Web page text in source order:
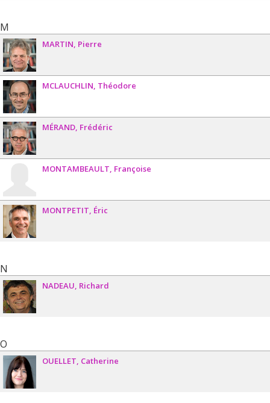
M
MARTIN Pierre
MCLAUCHLIN Théodore
MÉRAND Frédéric
MONTAMBEAULT Françoise
MONTPETIT Éric
N
NADEAU Richard
O
OUELLET Catherine